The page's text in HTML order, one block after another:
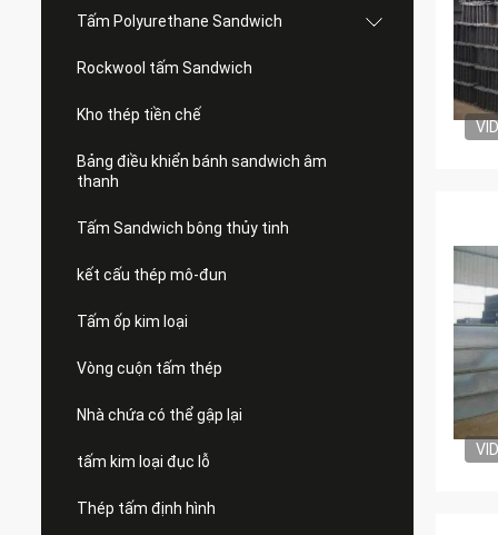
Tấm Polyurethane Sandwich
Rockwool tấm Sandwich
Kho thép tiền chế
Bảng điều khiển bánh sandwich âm
thanh
Tấm Sandwich bông thủy tinh
kết cấu thép mô-đun
Tấm ốp kim loại
Vòng cuộn tấm thép
Nhà chứa có thể gập lại
tấm kim loại đục lỗ
Thép tấm định hình